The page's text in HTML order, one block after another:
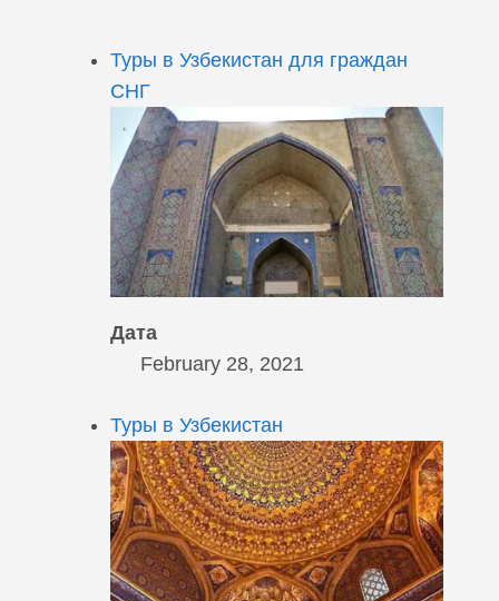
Туры в Узбекистан для граждан
СНГ
Дата
February 28, 2021
Туры в Узбекистан